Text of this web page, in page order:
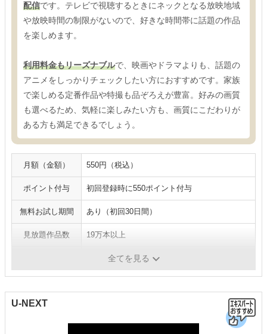
配信です。テレビで視聴するときにネックとなる放映地域
や放映時間の制限がないので、好きな時間帯に話題の作品
を楽しめます。
利用料金もリーズナブルで、映画やドラマよりも、話題の
アニメをしっかりチェックしたい方におすすめです。家族
で楽しめる定番作品や特撮も品ぞろえが豊富。好みの画質
も選べるため、気軽に楽しみたい方も、画質にこだわりが
ある方も満足できるでしょう。
月額（金額） 550円（税込）
ポイント付与 初回登録時に550ポイント付与
無料お試し期間 あり（初回30日間）
見放題作品数 19万本以上
全てを見る
U-NEXT